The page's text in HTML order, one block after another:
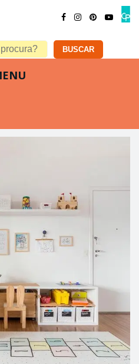
o Espaço